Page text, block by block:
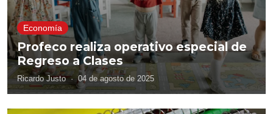
Economía
Profeco realiza operativo especial de
Regreso a Clases
Ricardo Justo· 04 de agosto de 2025